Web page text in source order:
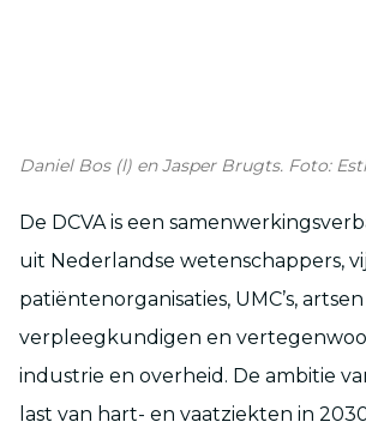
Daniel Bos (l) en Jasper Brugts. Foto:
De DCVA is een
uit Nederlandse wetenschappers,
patiëntenorganisaties, UMC’s,
verpleegkundigen en
industrie en overheid. De ambitie
last van hart- en vaatziekten in